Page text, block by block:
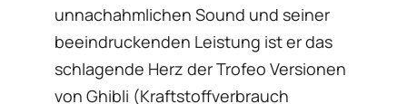
unnachahmlichen Sound und seiner
beeindruckenden Leistung ist er das
schlagende Herz der Trofeo Versionen
von Ghibli (Kraftstoffverbrauch